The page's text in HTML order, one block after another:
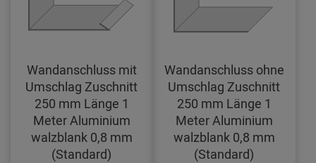
Wandanschluss mit
Umschlag Zuschnitt
250 mm Länge 1
Meter Aluminium
walzblank 0,8 mm
(Standard)
Wandanschluss ohne
Umschlag Zuschnitt
250 mm Länge 1
Meter Aluminium
walzblank 0,8 mm
(Standard)